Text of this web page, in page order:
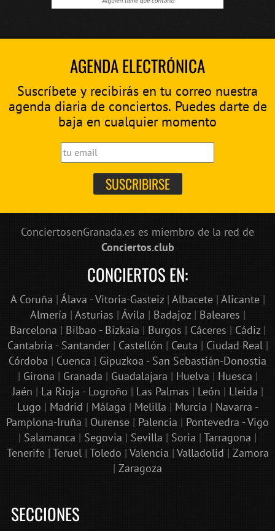
AGENDA ELECTRÓNICA
Suscríbete y recibirás en tu correo nuestra
agenda diaria de conciertos. Puedes darte de
baja en cualquier momento
ConciertosenGranada.es es miembro de la red de
Conciertos.club
CONCIERTOS EN:
A Coruña | Álava - Vitoria-Gasteiz| Albacete| Alicante|
Almería | Asturias | Ávila | Badajoz| Baleares |
Barcelona | Bilbao - Bizkaia | Burgos | Cáceres | Cádiz|
Cantabria - Santander| Castellón | Ceuta | Ciudad Real|
Córdoba | Cuenca | Gipuzkoa - San Sebastián-Donostia
| Girona | Granada | Guadalajara | Huelva | Huesca |
Jaén | La Rioja - Logroño | Las Palmas | León | Lleida |
Lugo | Madrid | Málaga | Melilla | Murcia | Navarra -
Pamplona-Iruña | Ourense | Palencia | Pontevedra - Vigo
| Salamanca | Segovia | Sevilla | Soria | Tarragona |
Tenerife| Teruel| Toledo | Valencia | Valladolid | Zamora
| Zaragoza
SECCIONES